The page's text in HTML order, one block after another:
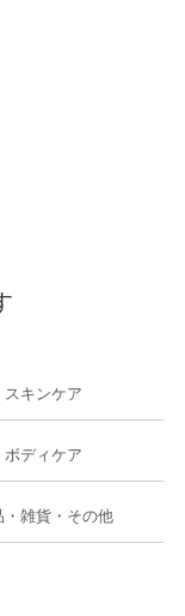
スキンケア
ボディケア
・雑貨・その他